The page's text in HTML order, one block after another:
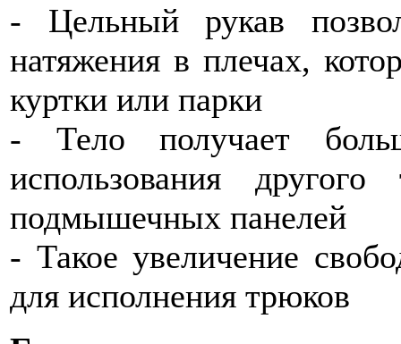
- Цельный рукав
натяжения в плечах,
куртки или парки
- Тело получает
использования
подмышечных панелей
- Такое увеличение
для исполнения трюков